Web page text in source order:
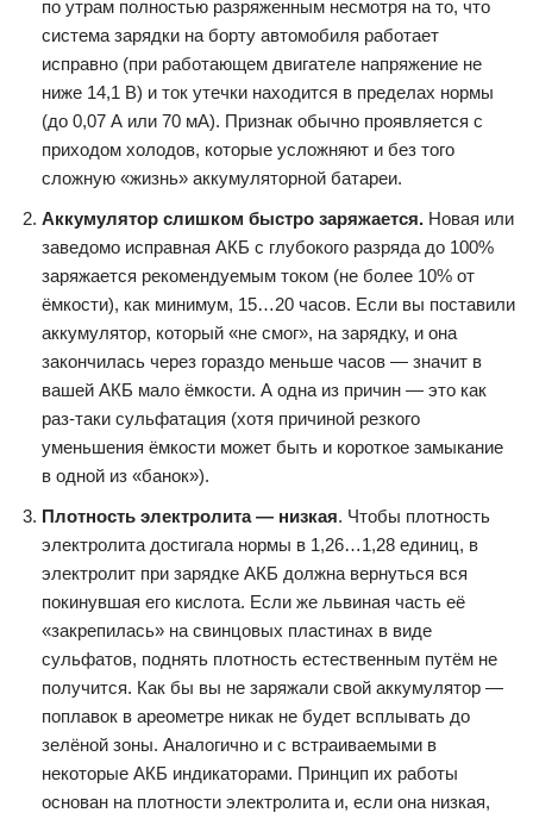
по утрам полностью разряженным несмотря на то, что
система зарядки на борту автомобиля работает
исправно (при работающем двигателе напряжение не
ниже 14,1 В) и ток утечки находится в пределах нормы
(до 0,07 А или 70 мА). Признак обычно проявляется с
приходом холодов, которые усложняют и без того
сложную «жизнь» аккумуляторной батареи.
Аккумулятор слишком быстро заряжается. Новая или
заведомо исправная АКБ с глубокого разряда до 100%
заряжается рекомендуемым током (не более 10% от
ёмкости), как минимум, 15…20 часов. Если вы поставили
аккумулятор, который «не смог», на зарядку, и она
закончилась через гораздо меньше часов — значит в
вашей АКБ мало ёмкости. А одна из причин — это как
раз-таки сульфатация (хотя причиной резкого
уменьшения ёмкости может быть и короткое замыкание
в одной из «банок»).
Плотность электролита — низкая. Чтобы плотность
электролита достигала нормы в 1,26…1,28 единиц, в
электролит при зарядке АКБ должна вернуться вся
покинувшая его кислота. Если же львиная часть её
«закрепилась» на свинцовых пластинах в виде
сульфатов, поднять плотность естественным путём не
получится. Как бы вы не заряжали свой аккумулятор —
поплавок в ареометре никак не будет всплывать до
зелёной зоны. Аналогично и с встраиваемыми в
некоторые АКБ индикаторами. Принцип их работы
основан на плотности электролита и, если она низкая,